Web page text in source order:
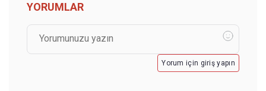
YORUMLAR
Yorum için giriş yapın